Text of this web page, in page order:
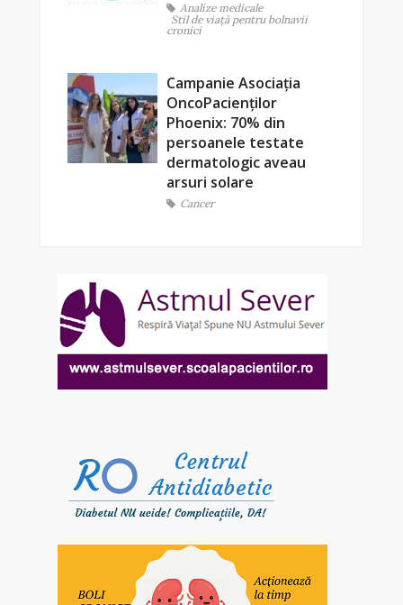
Analize medicale
Stil de viaţă pentru bolnavii
cronici
Campanie Asociația
OncoPacienților
Phoenix: 70% din
persoanele testate
dermatologic aveau
arsuri solare
Cancer